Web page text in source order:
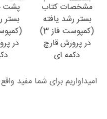
مشخصات کتاب
بستر رشد یافته
(کمپوست فاز 3)
در پرورش قارچ
دکمه ای
پشت
بستر
در
امیداواریم برای شما مفید